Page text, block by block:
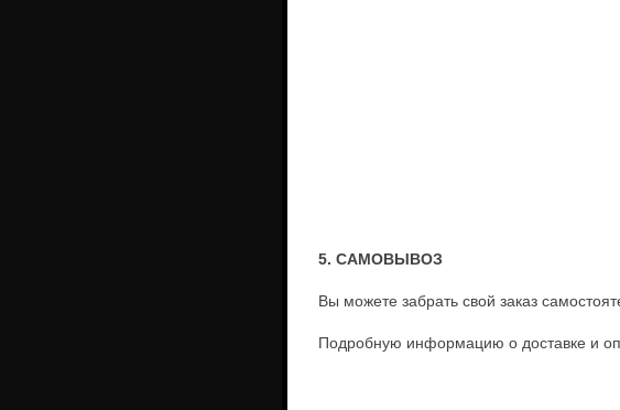
5. САМОВЫВОЗ
Вы можете забрать свой заказ
Подробную информацию о доставке и